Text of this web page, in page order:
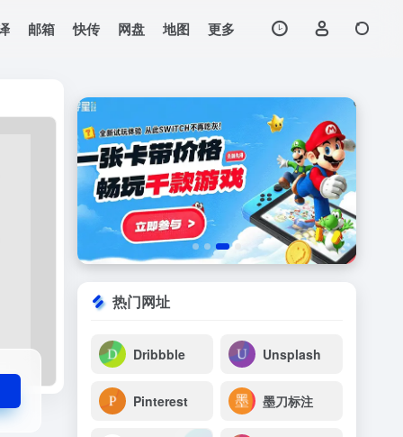
邮箱 快传 网盘 地图 更多
热门网址
Dribbble Unsplash
Pinterest 墨刀标注